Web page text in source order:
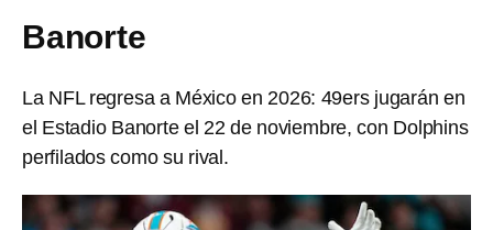
Banorte
La NFL regresa a México en 2026: 49ers jugarán en
el Estadio Banorte el 22 de noviembre, con Dolphins
perfilados como su rival.